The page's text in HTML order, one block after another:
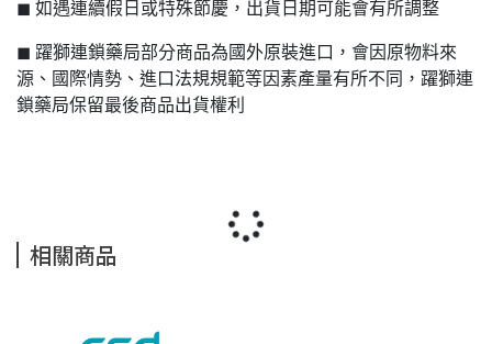
◼ 如遇連續假日或特殊節慶，出貨日期可能會有所調整
◼ 躍獅連鎖藥局部分商品為國外原裝進口，會因原物料來
源、國際情勢、進口法規規範等因素產量有所不同，躍獅連
鎖藥局保留最後商品出貨權利
相關商品